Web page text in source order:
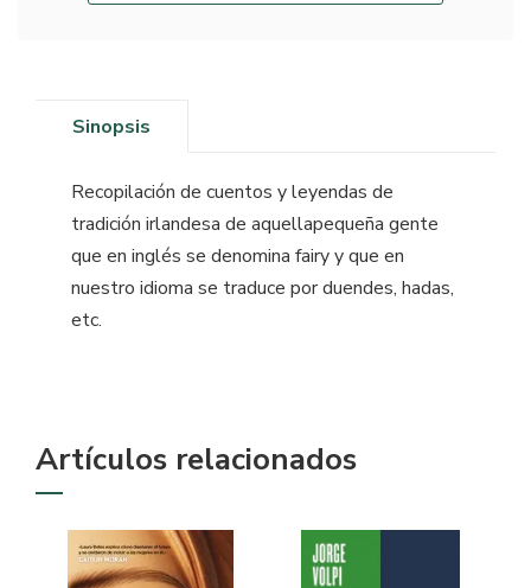
Sinopsis
Recopilación de cuentos y leyendas de
tradición irlandesa de aquellapequeña gente
que en inglés se denomina fairy y que en
nuestro idioma se traduce por duendes, hadas,
etc.
Artículos relacionados